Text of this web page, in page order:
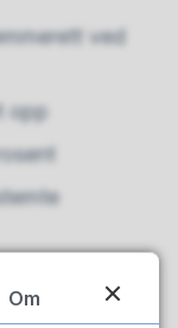
ved
opp
Om